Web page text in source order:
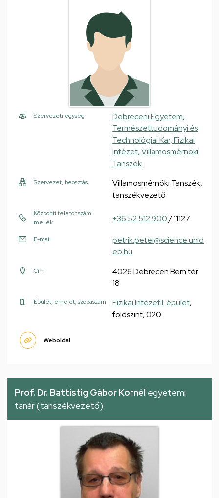
Szervezeti egység
Debreceni Egyetem,
Természettudományi és
Technológiai Kar, Fizikai
Intézet, Villamosmérnöki
Tanszék
Szervezet, beosztás
Villamosmérnöki Tanszék,
tanszékvezető
Központi telefonszám,
mellék
+36 52 512 900/ 11127
E-mail
petrik.peter@science.unid
eb.hu
Cím
4026 Debrecen Bem tér
18
Épület, emelet, szobaszám Fizikai Intézet I. épület,
földszint, 020
Weboldal
Prof. Dr. Battistig Gábor Kornél egyetemi
tanár (tanszékvezető)